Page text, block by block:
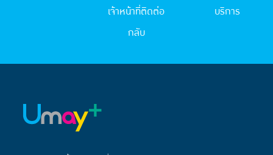
เจ้าหน้าที่ติดต่อ
กลับ
บริการ